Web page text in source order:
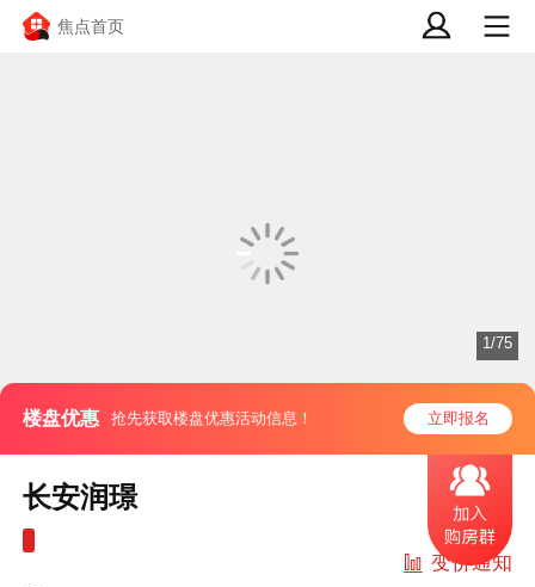
焦点首页
楼盘优惠 抢先获取楼盘优惠活动信息！ 立即报名
1/75
长安润璟
变价通知